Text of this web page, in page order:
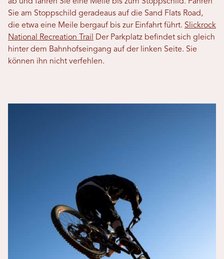
Sie am Stoppschild geradeaus auf die Sand Flats Road,
die etwa eine Meile bergauf bis zur Einfahrt führt. Slickrock
National Recreation Trail
Der Parkplatz befindet sich gleich
hinter dem Bahnhofseingang auf der linken Seite. Sie
können ihn nicht verfehlen.